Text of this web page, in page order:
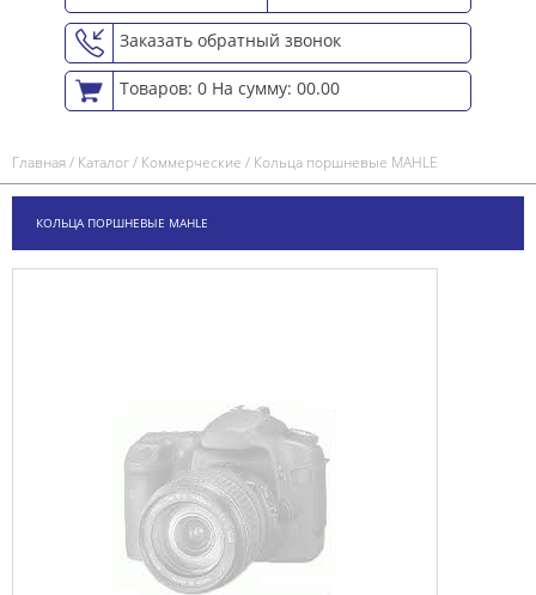
Заказать обратный звонок
Товаров: 0 На сумму: 00.00
Главная/ Каталог/ Коммерческие / Кольца поршневые MAHLE
КОЛЬЦА ПОРШНЕВЫЕ MAHLE